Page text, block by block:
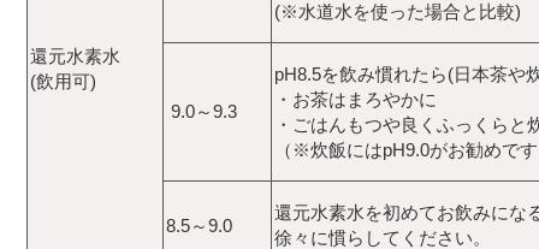
還元水素水
(飲用可)
(※水道水を使った場合と比較)
9.0～9.3
pH8.5を飲み慣れたら(日本茶や
・お茶はまろやかに
・ごはんもつや良くふっくらと
（※炊飯にはpH9.0がお勧めで
8.5～9.0
還元水素水を初めてお飲みにな
徐々に慣らしてください。